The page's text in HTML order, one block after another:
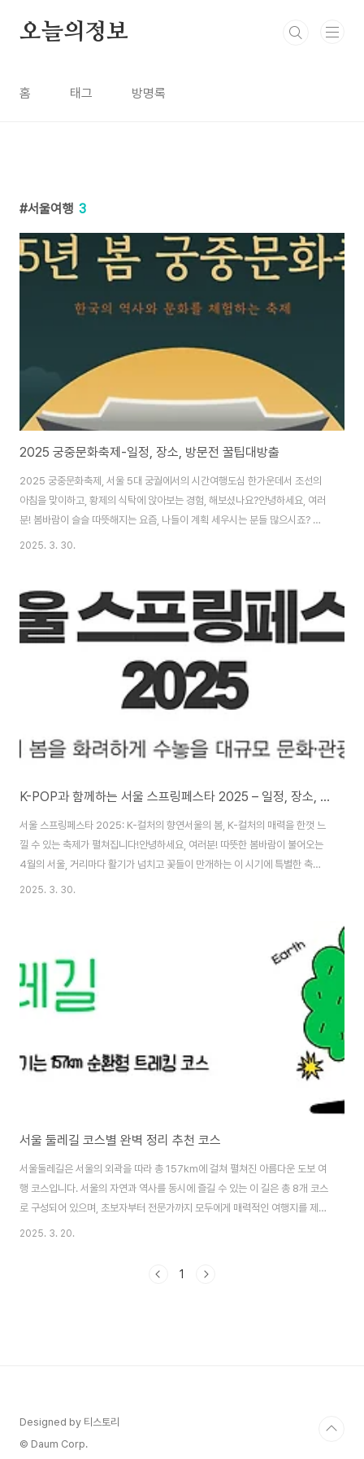
오늘의정보
홈 태그 방명록
서울여행 3
2025 궁중문화축제-일정, 장소, 방문전 꿀팁대방출
2025 궁중문화축제, 서울 5대 궁궐에서의 시간여행도심 한가운데서 조선의
아침을 맞이하고, 황제의 식탁에 앉아보는 경험, 해보셨나요?안녕하세요, 여러
분! 봄바람이 슬슬 따뜻해지는 요즘, 나들이 계획 세우시는 분들 많으시죠? 저
는 작년 봄, 우연히 창덕궁 근처를 산책하다가 우연히 궁중문화축제 현장을 마
아름다웠어요. 그래서 올해는 미리 일정을 확인하고 제대로 즐겨보려고 해요.
혹시 아직 궁중문화축제를 모르셨다면, 지금 이 글에서 그 모든 매력을 함께 알
아보실까요?목차궁중문화축제란? 시간여행, 세종 프로그램 소개 아침 궁을 깨
우다 체험기 한복 입은 궁궐 데..
2025. 3. 30.
K-POP과 함께하는 서울 스프링페스타 2025 – 일정, 장소, 완벽정리
서울 스프링페스타 2025: K-컬처의 향연서울의 봄, K-컬처의 매력을 한껏 느
낄 수 있는 축제가 펼쳐집니다!안녕하세요, 여러분! 따뜻한 봄바람이 불어오는
4월의 서울, 거리마다 활기가 넘치고 꽃들이 만개하는 이 시기에 특별한 축제
가 열립니다. 바로 '서울 스프링페스타 2025'인데요. 작년에도 이 축제를 다녀
즐길 거리들을 소개해드릴게요.목차원더쇼: K-POP의 향연 시그니처쇼: 미디
어 아트와 퍼포먼스의 만남 서울 로드쇼: 거리에서 만나는 퍼레이드 원더파크:
시민 참여형 체험 공간 원더플라자: 다양한 K-컬처 마켓 원더풀 로드: 봄날의
감성 산책길원더쇼: ..
2025. 3. 30.
서울 둘레길 코스별 완벽 정리 추천 코스
서울둘레길은 서울의 외곽을 따라 총 157km에 걸쳐 펼쳐진 아름다운 도보 여
행 코스입니다. 서울의 자연과 역사를 동시에 즐길 수 있는 이 길은 총 8개 코스
로 구성되어 있으며, 초보자부터 전문가까지 모두에게 매력적인 여행지를 제공
합니다. 서울의 숨겨진 자연과 역사를 함께 만나보세요! 😊📌 목차서울둘레길
문 팁교통편 및 접근 방법준비물 및 주의사항서울둘레길 완주 인증 방법각 코
2025. 3. 20.
1
Designed by 티스토리
© Daum Corp.